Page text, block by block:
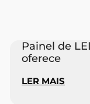
Painel de
oferece
LER MAIS